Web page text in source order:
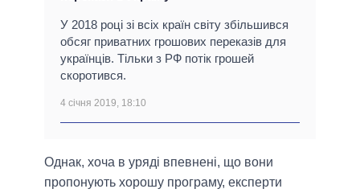
У 2018 році зі всіх країн світу збільшився
обсяг приватних грошових переказів для
українців. Тільки з РФ потік грошей
скоротився.
4 січня 2019, 18:10
Однак, хоча в уряді впевнені, що вони
пропонують хорошу програму, експерти